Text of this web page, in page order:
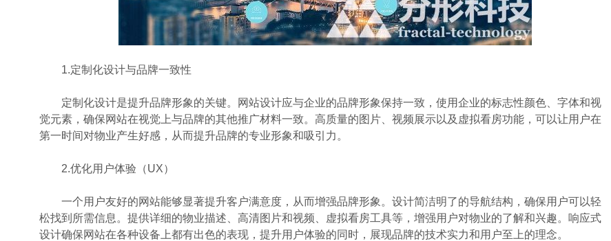
1.定制化设计与品牌一致性
定制化设计是提升品牌形象的关键。网站设计应与企业的品牌形象保持一致，使用企业的标志性颜色、字体和视
觉元素，确保网站在视觉上与品牌的其他推广材料一致。高质量的图片、视频展示以及虚拟看房功能，可以让用户在
第一时间对物业产生好感，从而提升品牌的专业形象和吸引力。
2.优化用户体验（UX）
一个用户友好的网站能够显著提升客户满意度，从而增强品牌形象。设计简洁明了的导航结构，确保用户可以轻
松找到所需信息。提供详细的物业描述、高清图片和视频、虚拟看房工具等，增强用户对物业的了解和兴趣。响应式
设计确保网站在各种设备上都有出色的表现，提升用户体验的同时，展现品牌的技术实力和用户至上的理念。